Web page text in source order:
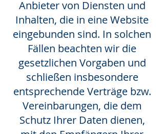
Anbieter von Diensten und
Inhalten, die in eine Website
eingebunden sind. In solchen
Fällen beachten wir die
gesetzlichen Vorgaben und
schließen insbesondere
entsprechende Verträge bzw.
Vereinbarungen, die dem
Schutz Ihrer Daten dienen,